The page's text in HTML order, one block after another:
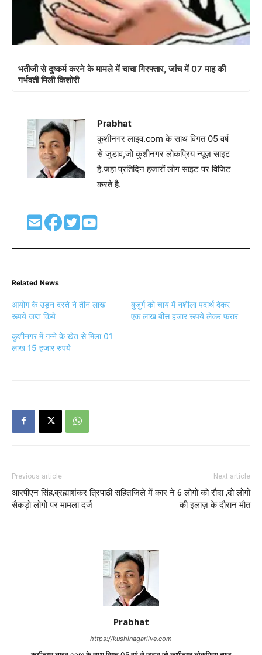
भतीजी से दुष्कर्म करने के मामले में चाचा गिरफ्तार, जांच में 07 माह की
गर्भवती मिली किशोरी
Prabhat
कुशीनगर लाइव.com के साथ विगत 05 वर्ष
से जुडाव,जो कुशीनगर लोकप्रिय न्यूज़ साइट
है.जहा प्रतिदिन हजारों लोग साइट पर विजिट
करते है.
Related News
आयोग के उड़न दस्ते ने तीन लाख
रूपये जप्त किये
बुजुर्ग को चाय में नशीला पदार्थ देकर
एक लाख बीस हजार रूपये लेकर फ़रार
कुशीनगर में गन्ने के खेत से मिला 01
लाख 15 हजार रुपये
Previous article
आरपीएन सिंह,ब्रह्माशंकर त्रिपाठी सहित
सैकड़ो लोगो पर मामला दर्ज
Next article
जिले में कार ने 6 लोगो को रौदा ,दो लोगो
की इलाज़ के दौरान मौत
Prabhat
https://kushinagarlive.com